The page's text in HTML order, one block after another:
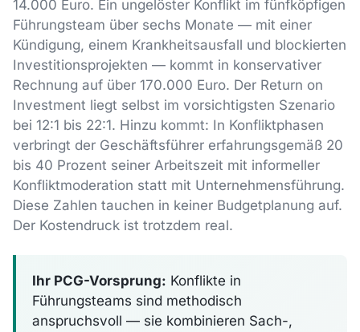
14.000 Euro. Ein ungelöster Konflikt im fünfköpfigen
Führungsteam über sechs Monate — mit einer
Kündigung, einem Krankheitsausfall und blockierten
Investitionsprojekten — kommt in konservativer
Rechnung auf über 170.000 Euro. Der Return on
Investment liegt selbst im vorsichtigsten Szenario
bei 12:1 bis 22:1. Hinzu kommt: In Konfliktphasen
verbringt der Geschäftsführer erfahrungsgemäß 20
bis 40 Prozent seiner Arbeitszeit mit informeller
Konfliktmoderation statt mit Unternehmensführung.
Diese Zahlen tauchen in keiner Budgetplanung auf.
Der Kostendruck ist trotzdem real.
Ihr PCG-Vorsprung: Konflikte in
Führungsteams sind methodisch
anspruchsvoll — sie kombinieren Sach-,